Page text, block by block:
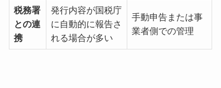
税務署
との連
携
発行内容が国税庁
に自動的に報告さ
れる場合が多い
手動申告または事
業者側での管理